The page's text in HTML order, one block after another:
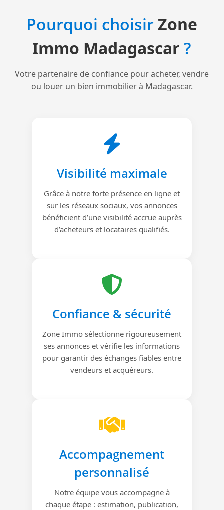
Pourquoi choisirZone
Immo Madagascar ?
Votre partenaire de confiance pour acheter, vendre
ou louer un bien immobilier à Madagascar.
Visibilité maximale
Grâce à notre forte présence en ligne et
sur les réseaux sociaux, vos annonces
bénéficient d’une visibilité accrue auprès
d’acheteurs et locataires qualifiés.
Confiance & sécurité
Zone Immo sélectionne rigoureusement
ses annonces et vérifie les informations
pour garantir des échanges fiables entre
vendeurs et acquéreurs.
Accompagnement
personnalisé
Notre équipe vous accompagne à
chaque étape : estimation, publication,